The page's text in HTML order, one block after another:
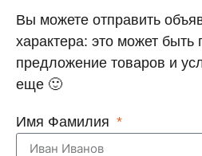
Вы можете отправить
характера: это может
предложение товаров и
еще 🙂
Имя Фамилия